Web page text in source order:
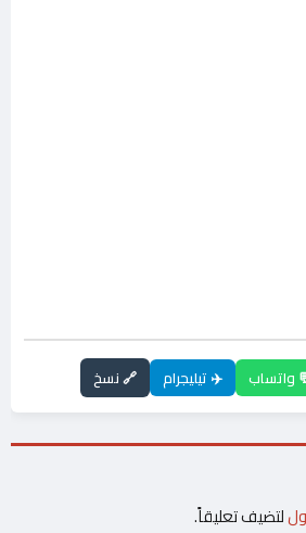
واتساب ✈️ تيليجرام 🔗 نسخ
لتضيف تعليقاً.